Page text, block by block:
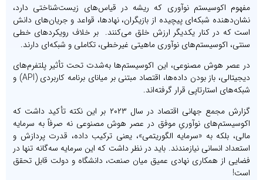
مفهوم اکوسیستم نوآوری که ریشه در قیاس‌های زیست‌شناختی دارد،
نشان‌دهنده شبکه‌ای پیچیده از بازیگران، نهادها، قواعد و جریان‌های دانش
است که در کنار یکدیگر ارزش خلق می‌کنند. بر خلاف رویکردهای خطی
سنتی، اکوسیستم‌های نوآوری ماهیتی غیرخطی، تکاملی و شبکه‌ای دارند.
در عصر هوش مصنوعی، این اکوسیستم‌ها به‌شدت تحت تأثیر پلتفرم‌های
دیجیتالی، باز بودن داده‌ها، اقتصاد مبتنی بر میانای برنامه کاربردی (API) و
شبکه‌های استارتاپی قرار گرفته‌اند.
گزارش مجمع جهانی اقتصاد در سال ۲۰۲۳ بر این نکته تأکید داشت که
اکوسیستم‌های نوآوریِ موفق در عصر هوش مصنوعی نه صرفاً به سرمایه
مالی، بلکه به «سرمایه الگوریتمی»، یعنی ترکیب داده، قدرت پردازش و
استعداد انسانی نیازمندند. باید در نظر داشت که این سرمایه سه‌گانه تنها در
فضایی از همکاری نهادی عمیق میان صنعت، دانشگاه و دولت قابل تحقق
است!